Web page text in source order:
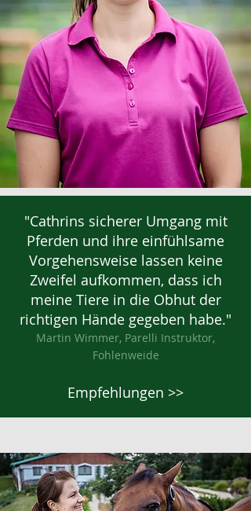
"Cathrins sicherer Umgang mit
Pferden und ihre einfühlsame
Vorgehensweise lassen keine
Zweifel aufkommen, dass ich
meine Tiere in die Obhut der
richtigen Hände gegeben habe."
​Martin Wimmer, Parelli Instruktor,
Fohlenweide
Empfehlungen >>